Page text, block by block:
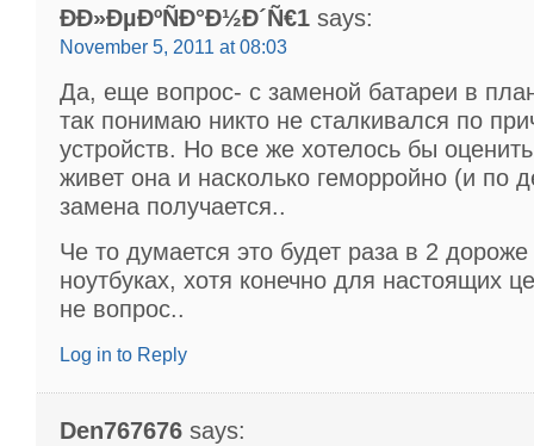
ÐÐ»ÐµÐºÑÐ°Ð½Ð´Ñ€1 says:
November 5, 2011 at 08:03
Да, еще вопрос- с заменой батареи в
так понимаю никто не сталкивался по
устройств. Но все же хотелось бы
живет она и насколько геморройно (и по
замена получается..
Че то думается это будет раза в 2
ноутбуках, хотя конечно для настоящих
не вопрос..
Log in to Reply
Den767676 says: